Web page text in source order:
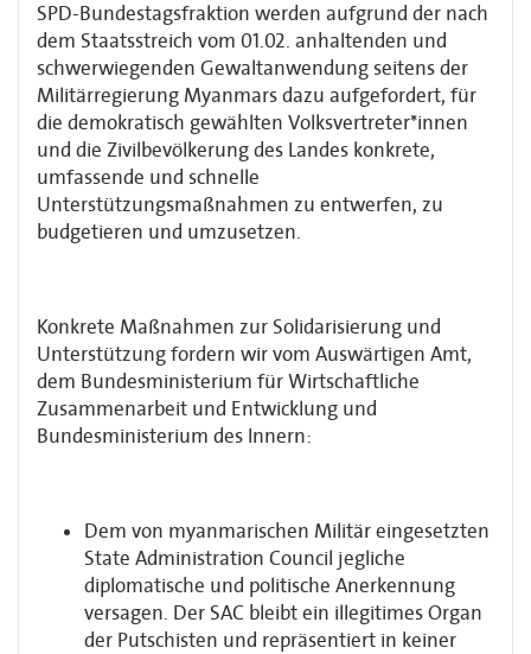
SPD-Bundestagsfraktion werden aufgrund der nach
dem Staatsstreich vom 01.02. anhaltenden und
schwerwiegenden Gewaltanwendung seitens der
Militärregierung Myanmars dazu aufgefordert, für
die demokratisch gewählten Volksvertreter*innen
und die Zivilbevölkerung des Landes konkrete,
umfassende und schnelle
Unterstützungsmaßnahmen zu entwerfen, zu
budgetieren und umzusetzen.
Konkrete Maßnahmen zur Solidarisierung und
Unterstützung fordern wir vom Auswärtigen Amt,
dem Bundesministerium für Wirtschaftliche
Zusammenarbeit und Entwicklung und
Bundesministerium des Innern:
Dem von myanmarischen Militär eingesetzten
State Administration Council jegliche
diplomatische und politische Anerkennung
versagen. Der SAC bleibt ein illegitimes Organ
der Putschisten und repräsentiert in keiner